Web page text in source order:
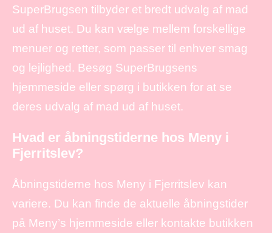
SuperBrugsen tilbyder et bredt udvalg af mad
ud af huset. Du kan vælge mellem forskellige
menuer og retter, som passer til enhver smag
og lejlighed. Besøg SuperBrugsens
hjemmeside eller spørg i butikken for at se
deres udvalg af mad ud af huset.
Hvad er åbningstiderne hos Meny i
Fjerritslev?
Åbningstiderne hos Meny i Fjerritslev kan
variere. Du kan finde de aktuelle åbningstider
på Meny’s hjemmeside eller kontakte butikken